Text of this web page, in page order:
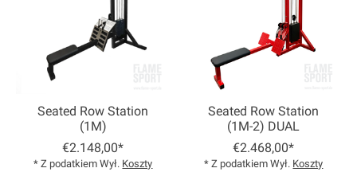
Seated Row Station
(1M)
€2.148,00*
* Z podatkiem Wył. Koszty
Seated Row Station
(1M-2) DUAL
€2.468,00*
* Z podatkiem Wył. Koszty